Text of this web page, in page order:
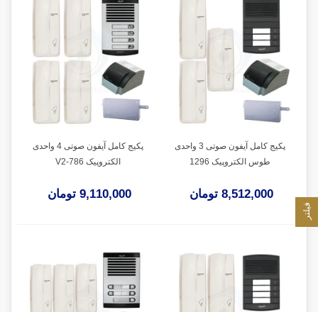
پکیج کامل آیفون صوتی 3 واحدی
طوس الکتروپیک 1296
8,512,000 تومان
پکیج کامل آیفون صوتی 4 واحدی
الکتروپیک V2-786
9,110,000 تومان
فیلتر